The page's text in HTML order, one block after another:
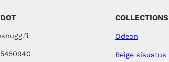
COLLECTIONS
Odeon
Beige sisustus